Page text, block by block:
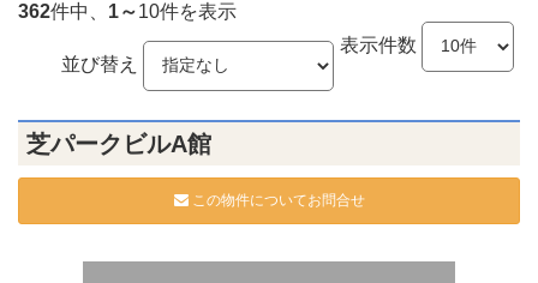
362件中、 1～10件を表示
表示件数
並び替え
芝パークビルA館
この物件についてお問合せ